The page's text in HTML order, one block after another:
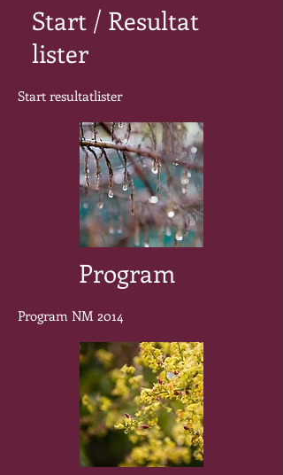
Start / Resultat
lister
Start resultatlister
Program
Program NM 2014